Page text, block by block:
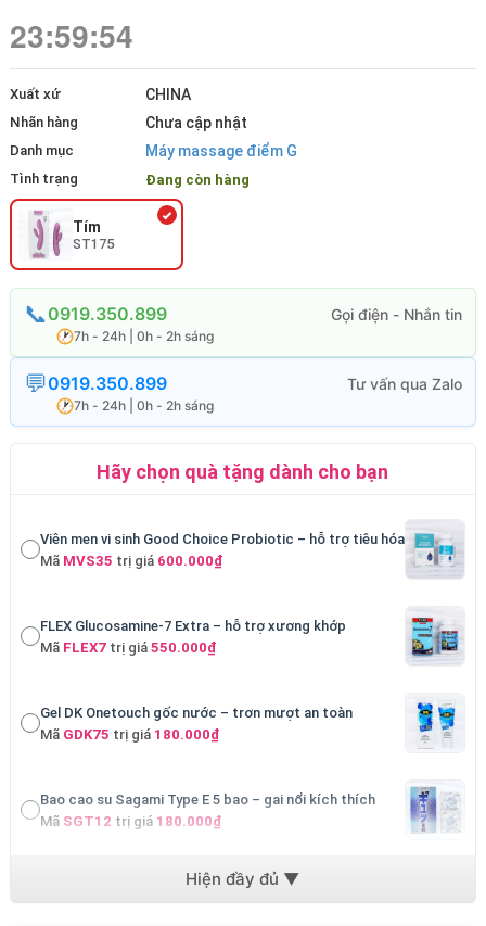
23:59:54
Xuất xứ CHINA
Nhãn hàng Chưa cập nhật
Danh mục Máy massage điểm G
Tình trạng Đang còn hàng
Tím
ST175
0919.350.899
7h - 24h | 0h - 2h sáng
0919.350.899
7h - 24h | 0h - 2h sáng
Hãy chọn quà tặng dành cho bạn
Viên men vi sinh Good Choice Probiotic – hỗ trợ tiêu hóa
Mã MVS35 trị giá 600.000₫
FLEX Glucosamine-7 Extra – hỗ trợ xương khớp
Mã FLEX7trị giá 550.000₫
Gel DK Onetouch gốc nước – trơn mượt an toàn
Mã GDK75 trị giá 180.000₫
Bao cao su Sagami Type E 5 bao – gai nổi kích thích
Mã SGT12 trị giá 180.000₫
Bao cao su Sagami Xtreme Are – gai siêu nhỏ Nhật
MãSGMAtrị giá200.000₫